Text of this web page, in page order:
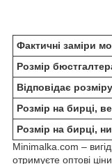
Фактичні заміри
Розмір
Відповідає розміру
Розмір на бирці,
Розмір на бирці,
Minimalka.com –
отримуєте оптові